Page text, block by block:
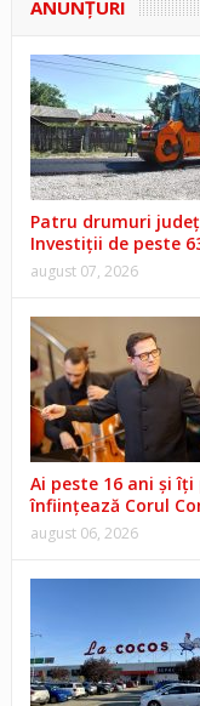
ANUNŢURI
Patru drumuri
Investiții de peste
august 07, 2026
Ai peste 16 ani și
înființează Corul
august 06, 2026